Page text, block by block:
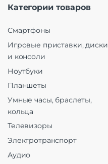
Категории товаров
Смартфоны
Игровые приставки, диски
и консоли
Ноутбуки
Планшеты
Умные часы, браслеты,
кольца
Телевизоры
Электротранспорт
Аудио